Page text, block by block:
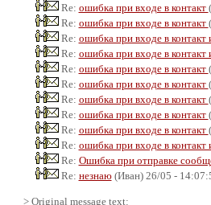
Re: ошибка при входе в контакт
Re: ошибка при входе в контакт
Re: ошибка при входе в контакт
Re: ошибка при входе в контакт
Re: ошибка при входе в контакт
Re: ошибка при входе в контакт
Re: ошибка при входе в контакт
Re: ошибка при входе в контакт
Re: ошибка при входе в контакт
Re: ошибка при входе в контакт
Re: Ошибка при отправке
Re: незнаю(Иван) 26/05 -
> Original message text: